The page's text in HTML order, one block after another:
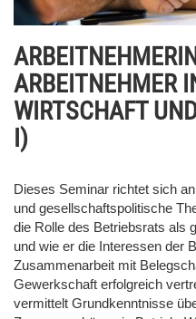
ARBEITNEHMER
WIRTSCHAFT
I)
Dieses Seminar richtet sich
und gesellschaftspolitische
die Rolle des Betriebsrats als
und wie er die Interessen der
Zusammenarbeit mit
Gewerkschaft erfolgreich
vermittelt Grundkenntnisse